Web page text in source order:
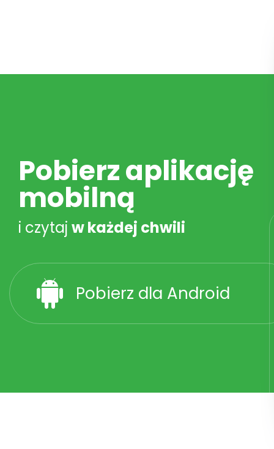
Pobierz aplikację
mobilną
i czytaj w każdej chwili
Pobierz dla Android